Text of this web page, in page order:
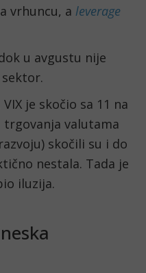
vrhuncu, a leverage
u avgustu nije
sektor.
je skočio sa 11 na
valutama
skočili su i do
nestala. Tada je
iluzija.